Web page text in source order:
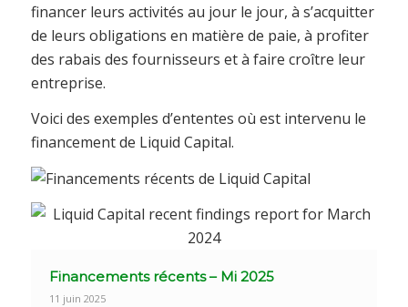
financer leurs activités au jour le jour, à s’acquitter
de leurs obligations en matière de paie, à profiter
des rabais des fournisseurs et à faire croître leur
entreprise.
Voici des exemples d’ententes où est intervenu le
financement de Liquid Capital.
Financements récents – Mi 2025
11 juin 2025